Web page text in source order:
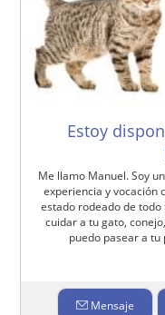
Estoy
Me llamo Manuel. Soy
experiencia y vocación
estado rodeado de
cuidar a tu gato,
puedo pasear a
Mensaje